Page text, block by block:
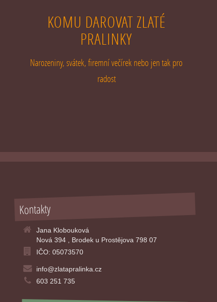
KOMU DAROVAT ZLATÉ
PRALINKY
Narozeniny, svátek, firemní večírek nebo jen tak pro
radost
Kontakty
Jana Klobouková
Nová 394 , Brodek u Prostějova 798 07
IČO: 05073570
info@zlatapralinka.cz
603 251 735